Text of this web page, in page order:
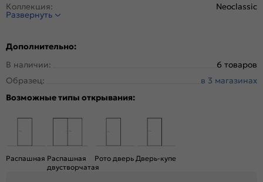
Коллекция:
Neoclassic
Стиль:
Система открывания:
Конструкция двери:
Филенчатая
Цвет:
Original Oak
Общий цвет:
Вес, кг:
Репродукция натуральных материалов
Развернуть
Дополнительно:
В наличии:
6 товаров
Образец:
в 3 магазинах
Возможные типы открывания:
Распашная Распашная
двустворчатая
Рото дверь Дверь-купе